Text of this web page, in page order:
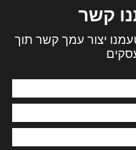
קשר
יצור עמך קשר תוך